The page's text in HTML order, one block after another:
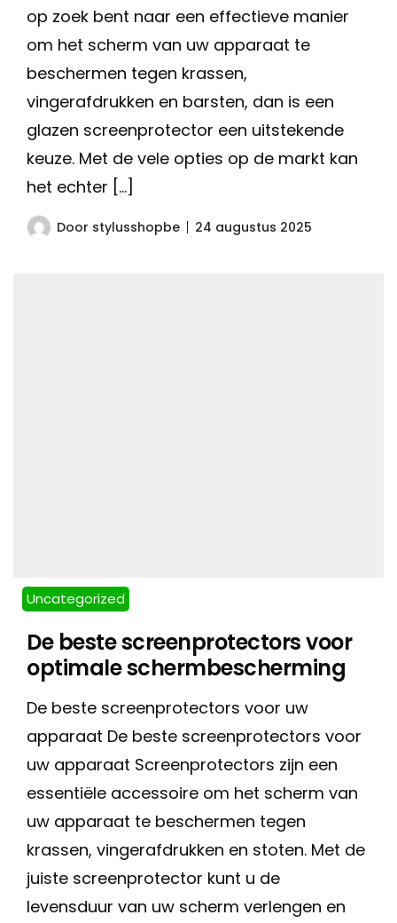
op zoek bent naar een effectieve manier
om het scherm van uw apparaat te
beschermen tegen krassen,
vingerafdrukken en barsten, dan is een
glazen screenprotector een uitstekende
keuze. Met de vele opties op de markt kan
het echter […]
Door stylusshopbe 24 augustus 2025
Uncategorized
De beste screenprotectors voor
optimale schermbescherming
De beste screenprotectors voor uw
apparaat De beste screenprotectors voor
uw apparaat Screenprotectors zijn een
essentiële accessoire om het scherm van
uw apparaat te beschermen tegen
krassen, vingerafdrukken en stoten. Met de
juiste screenprotector kunt u de
levensduur van uw scherm verlengen en